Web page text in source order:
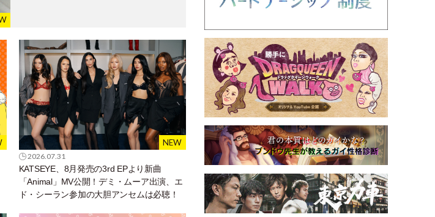
2026.07.31
KATSEYE、8月発売の3rd EPより新曲
「Animal」MV公開！デミ・ムーア出演、エ
ド・シーラン参加の大胆アンセムは必聴！